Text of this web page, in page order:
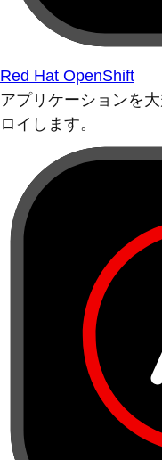
Red Hat OpenShift
アプリケーションを
ロイします。